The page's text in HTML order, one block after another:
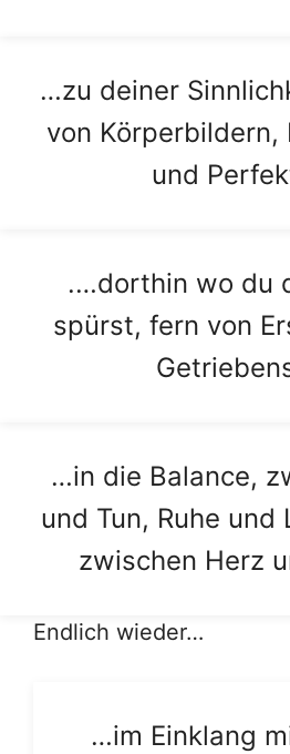
…zu deiner
von Körperbildern,
und
.…dorthin wo du
spürst, fern von
…in die Balance,
und Tun, Ruhe und
zwischen Herz
Endlich wieder…
…im Einklang